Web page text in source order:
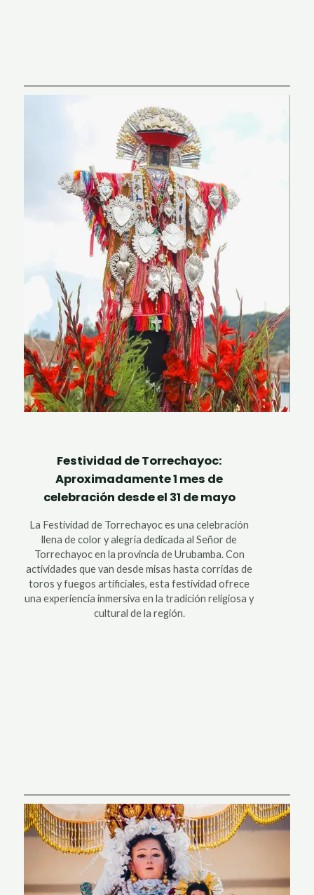
Festividad de Torrechayoc:
Aproximadamente 1 mes de
celebración desde el 31 de mayo
La Festividad de Torrechayoc es una celebración
llena de color y alegría dedicada al Señor de
Torrechayoc en la provincia de Urubamba. Con
actividades que van desde misas hasta corridas de
toros y fuegos artificiales, esta festividad ofrece
una experiencia inmersiva en la tradición religiosa y
cultural de la región.